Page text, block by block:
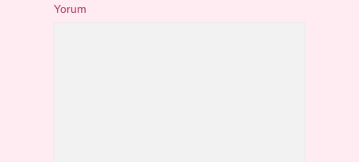
Yorum